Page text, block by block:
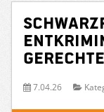
7.04.26